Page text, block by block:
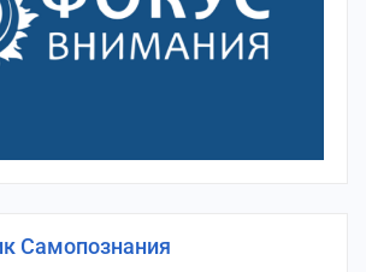
Самопознания